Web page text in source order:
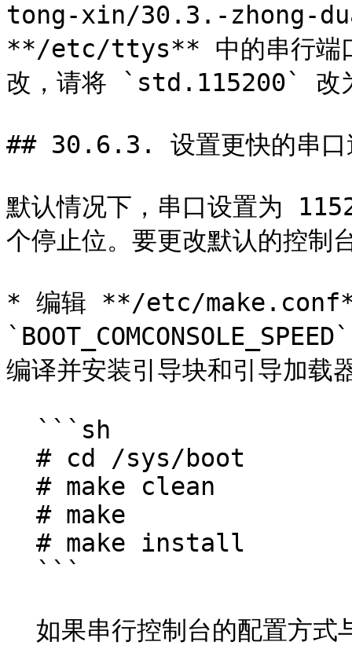
tong-xin/30.3.-zhong-
**/etc/ttys** 中的串行端口
改，请将 `std.115200` 改
## 30.6.3. 设置更快的串口
默认情况下，串口设置为
个停止位。要更改默认的控制
* 编辑 **/etc/
编译并安装引导块和引导加载